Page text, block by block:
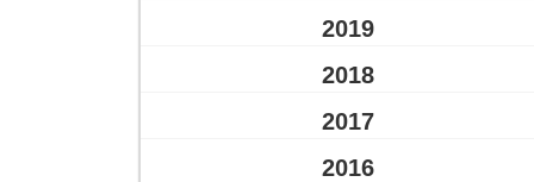
2019
2018
2017
2016